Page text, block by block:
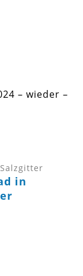
– wieder –
in